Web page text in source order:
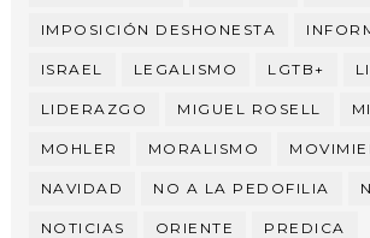
IMPOSICIÓN DESHONESTA
ISRAEL LEGALISMO LGTB+
LIDERAZGO MIGUEL ROSELL
MOHLER MORALISMO
NAVIDAD NO A LA PEDOFILIA
NOTICIAS ORIENTE PREDICA